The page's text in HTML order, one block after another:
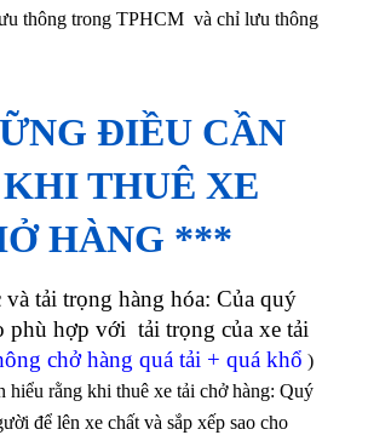
thông trong TPHCM và chỉ lưu thông
ĐIỀU CẦN
THUÊ XE
HÀNG ***
tải trọng hàng hóa: Của quý
phù hợp với tải trọng của xe tải
chở hàng quá tải + quá khổ )
hiểu rằng khi thuê xe tải chở hàng: Quý
để lên xe chất và sắp xếp sao cho